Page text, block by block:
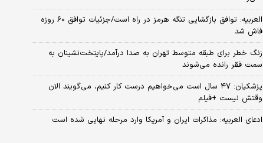
العربیه: توافق بازگشایی تنگه هرمز در راه است/جزئیات توافق ۶۰ روزه
فاش شد
زنگ خطر برای طبقه متوسط تهران به صدا درآمد/پایتخت‌نشینان به
سمت فقر رانده می‌شوند
پزشکیان: ۴۷ سال است می‌خواهیم درست کار کنیم، می‌گویند الان
وقتش نیست +فیلم
ادعای العربیه: مذاکرات ایران و آمریکا وارد مرحله نهایی شده است